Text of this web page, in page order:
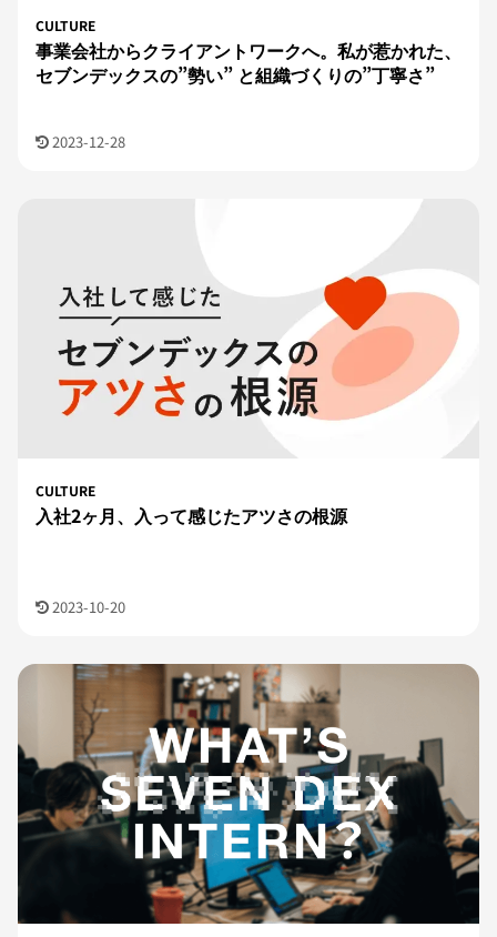
CULTURE
事業会社からクライアントワークへ。私が惹かれた、
セブンデックスの”勢い” と組織づくりの”丁寧さ”
2023-12-28
CULTURE
入社2ヶ月、入って感じたアツさの根源
2023-10-20